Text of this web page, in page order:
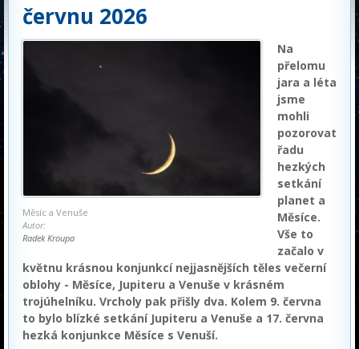
červnu 2026
Měsíc a Venuše
Autor:
Radek Kroupa
Na
přelomu
jara a léta
jsme
mohli
pozorovat
řadu
hezkých
setkání
planet a
Měsíce.
Vše to
začalo v
květnu krásnou konjunkcí nejjasnějších těles večerní
oblohy - Měsíce, Jupiteru a Venuše v krásném
trojúhelníku. Vrcholy pak přišly dva. Kolem 9. června
to bylo blízké setkání Jupiteru a Venuše a 17. června
hezká konjunkce Měsíce s Venuší.